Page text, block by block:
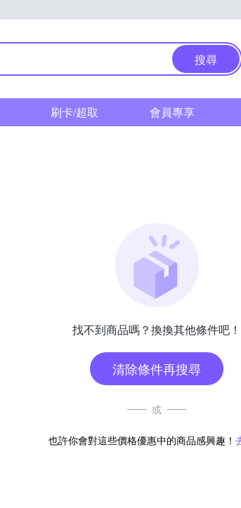
搜尋
刷卡/超取 會員專享
找不到商品嗎？換換其他條件吧！
清除條件再搜尋
或
也許你會對這些價格優惠中的商品感興趣！